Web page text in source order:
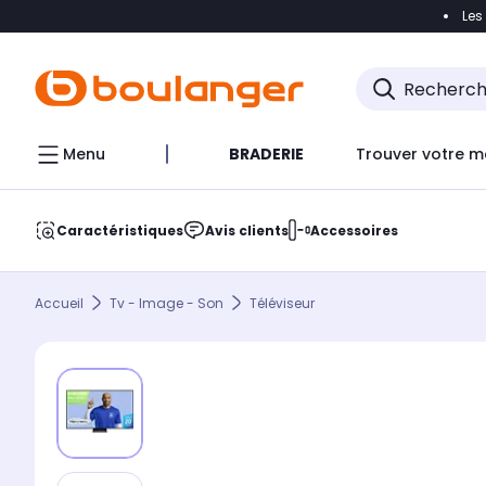
Accéder
Menu BRADERIE Trouver votre
Caractéristiques Avis clients Accessoires
Accueil Tv - Image - Son Téléviseur